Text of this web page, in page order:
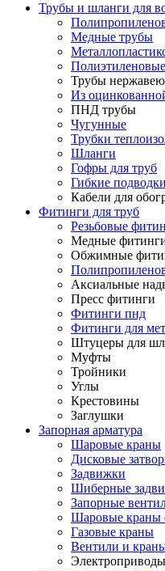
Трубы и шланги для
Медные трубы
Трубы
Из
ПНД трубы
Чугунные
Трубки
Шланги
Гофры для труб
Гибкие подводки
Кабели для
Фитинги для труб
Резьбовые
Медные
Обжимные
Аксиальные
Пресс фитинги
Фитинги пнд
Фитинги для
Штуцеры для
Муфты
Тройники
Углы
Крестовины
Заглушки
Запорная арматура
Шаровые краны
Дисковые
Задвижки
Шиберные
Запорные
Шаровые краны
Газовые краны
Вентили и